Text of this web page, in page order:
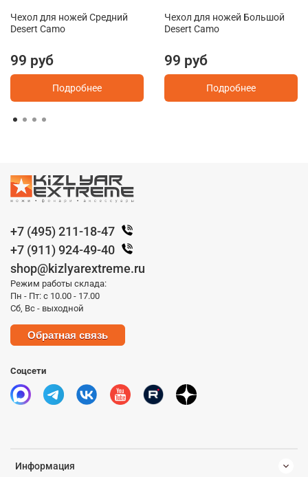
Чехол для ножей Средний
Desert Camo
99 руб
Подробнее
Чехол для ножей Большой
Desert Camo
99 руб
Подробнее
Информация
+7 (495) 211-18-47
+7 (911) 924-49-40
shop@kizlyarextreme.ru
Режим работы склада:
Пн - Пт: с 10.00 - 17.00
Сб, Вс - выходной
Обратная связь
Соцсети